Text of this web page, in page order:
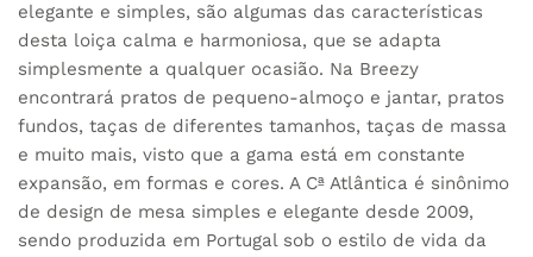
elegante e simples, são algumas das características
desta loiça calma e harmoniosa, que se adapta
simplesmente a qualquer ocasião. Na Breezy
encontrará pratos de pequeno-almoço e jantar, pratos
fundos, taças de diferentes tamanhos, taças de massa
e muito mais, visto que a gama está em constante
expansão, em formas e cores. A Cª Atlântica é sinônimo
de design de mesa simples e elegante desde 2009,
sendo produzida em Portugal sob o estilo de vida da